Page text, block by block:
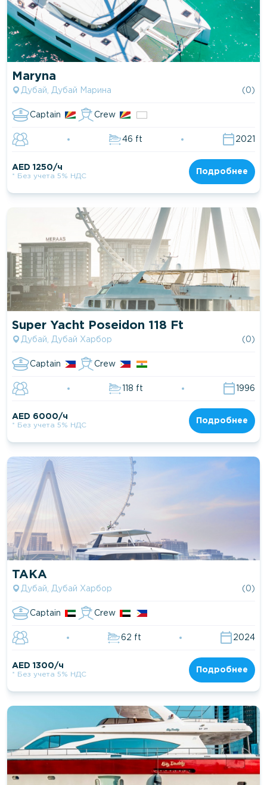
Maryna
Дубай, Дубай Марина (0)
Captain Crew
46 ft 2021
AED 1250/ч
* Без учета 5% НДС
Подробнее
Super Yacht Poseidon 118 Ft
Дубай, Дубай Харбор (0)
Captain Crew
118 ft 1996
AED 6000/ч
* Без учета 5% НДС
Подробнее
TAKA
Дубай, Дубай Харбор (0)
Captain Crew
62 ft 2024
AED 1300/ч
* Без учета 5% НДС
Подробнее